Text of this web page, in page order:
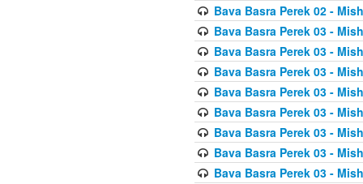
Bava Basra Perek 02 -
Bava Basra Perek 03 -
Bava Basra Perek 03 -
Bava Basra Perek 03 -
Bava Basra Perek 03 -
Bava Basra Perek 03 -
Bava Basra Perek 03 -
Bava Basra Perek 03 -
Bava Basra Perek 03 -